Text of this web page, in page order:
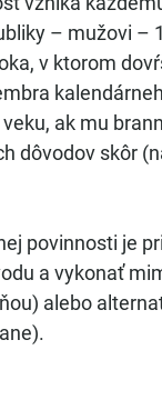
– mužovi –
v ktorom
ak mu
dôvodov skôr
povinnosti je
a vykonať
alebo